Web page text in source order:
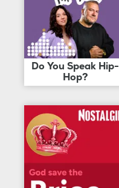
Do You Speak Hip-
Hop?